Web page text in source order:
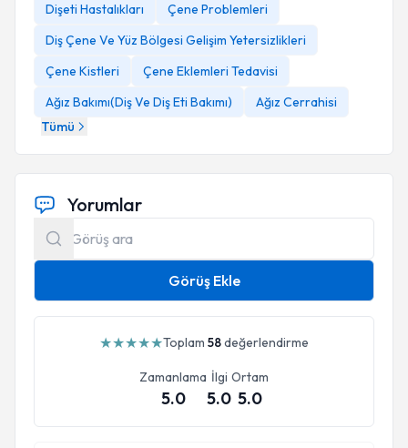
Dişeti Hastalıkları
Çene Problemleri
Diş Çene Ve Yüz Bölgesi Gelişim Yetersizlikleri
Çene Kistleri
Çene Eklemleri Tedavisi
Ağız Bakımı(Diş Ve Diş Eti Bakımı)
Ağız Cerrahisi
Tümü
Yorumlar
Görüş Ekle
★★★★★Toplam 58değerlendirme
Zamanlama
5.0
İlgi
5.0
Ortam
5.0